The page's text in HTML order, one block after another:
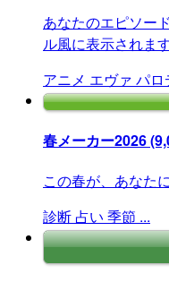
あなたのエピソー
ル風に表示されま
アニメ エヴァ パロ
春メーカー2026
この春が、あなた
診断 占い 季節 ...